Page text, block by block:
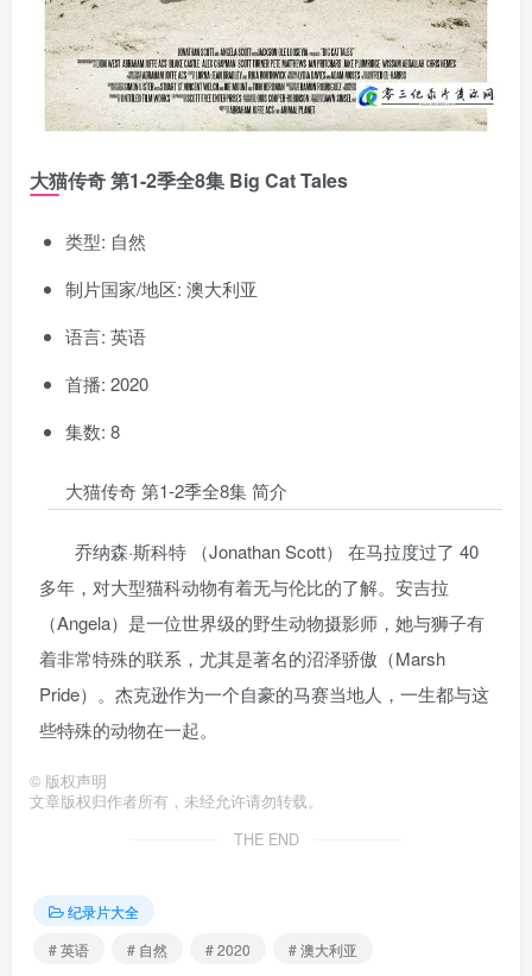
大猫传奇 第1-2季全8集 Big Cat Tales
类型: 自然
制片国家/地区: 澳大利亚
语言: 英语
首播: 2020
集数: 8
大猫传奇 第1-2季全8集 简介
乔纳森·斯科特 （Jonathan Scott） 在马拉度过了 40
多年，对大型猫科动物有着无与伦比的了解。安吉拉
（Angela）是一位世界级的野生动物摄影师，她与狮子有
着非常特殊的联系，尤其是著名的沼泽骄傲（Marsh
Pride）。杰克逊作为一个自豪的马赛当地人，一生都与这
些特殊的动物在一起。
© 版权声明
文章版权归作者所有，未经允许请勿转载。
THE END
纪录片大全
# 英语
# 自然 # 2020 # 澳大利亚